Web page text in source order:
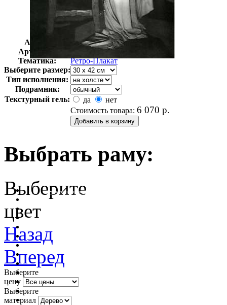
Автор:
Неизвестно
Арт-стиль
Ретро-Плакат
Тематика:
Ретро-Плакат
Выберите размер:
Тип исполнения:
Подрамник:
Текстурный гель:
да
нет
Стоимость товара: 6 070 р.
Выбрать раму:
очистить фильтр цвета
Выберите
цвет
Назад
Вперед
Выберите
цену
Выберите
материал